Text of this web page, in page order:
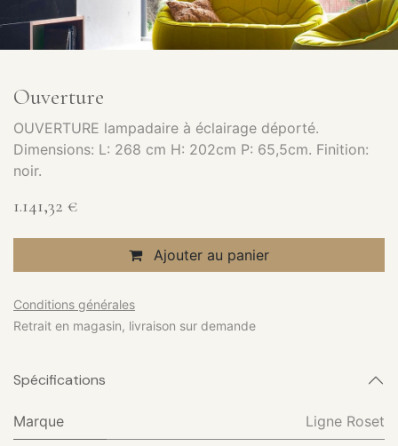
Ouverture
OUVERTURE lampadaire à éclairage déporté.
Dimensions: L: 268 cm H: 202cm P: 65,5cm. Finition:
noir.
1.141,32 €
Ajouter au panier
Conditions générales
Retrait en magasin, livraison sur demande
Spécifications
Marque Ligne Roset